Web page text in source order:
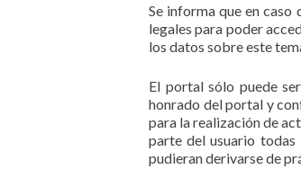
Se informa que en
legales para poder
los datos sobre este
El portal sólo puede
honrado del portal y
para la realización de
parte del usuario
pudieran derivarse de